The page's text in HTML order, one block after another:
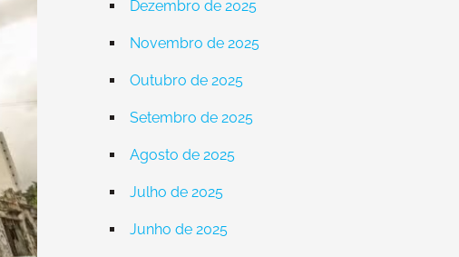
Dezembro de 2025
Novembro de 2025
Outubro de 2025
Setembro de 2025
Agosto de 2025
Julho de 2025
Junho de 2025